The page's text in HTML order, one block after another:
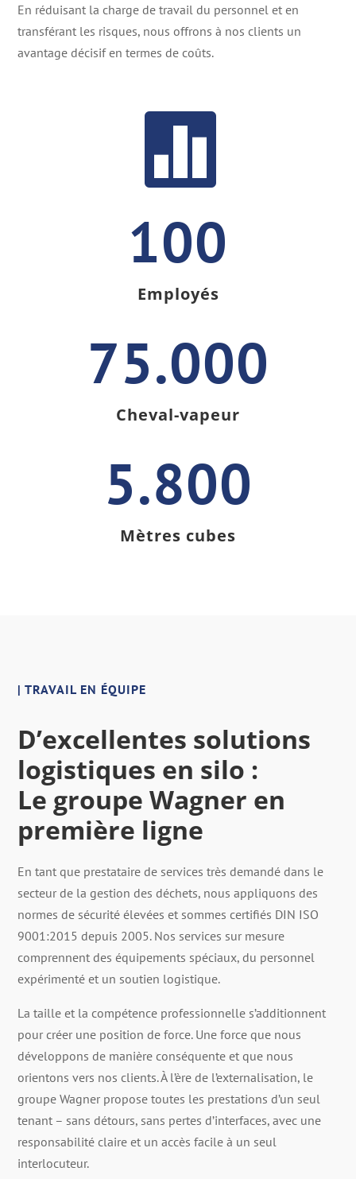
En réduisant la charge de travail du personnel et en
transférant les risques, nous offrons à nos clients un
avantage décisif en termes de coûts.

100
Employés
75.000
Cheval-vapeur
5.800
Mètres cubes
| TRAVAIL EN ÉQUIPE
D’excellentes solutions
logistiques en silo :
Le groupe Wagner en
première ligne
En tant que prestataire de services très demandé dans le
secteur de la gestion des déchets, nous appliquons des
normes de sécurité élevées et sommes certifiés DIN ISO
9001:2015 depuis 2005. Nos services sur mesure
comprennent des équipements spéciaux, du personnel
expérimenté et un soutien logistique.
La taille et la compétence professionnelle s’additionnent
pour créer une position de force. Une force que nous
développons de manière conséquente et que nous
orientons vers nos clients. À l’ère de l’externalisation, le
groupe Wagner propose toutes les prestations d’un seul
tenant – sans détours, sans pertes d’interfaces, avec une
responsabilité claire et un accès facile à un seul
interlocuteur.